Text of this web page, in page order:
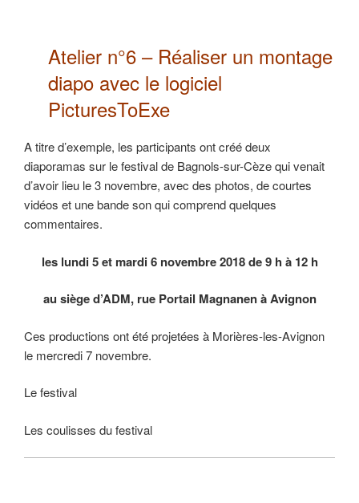
Atelier n°6 – Réaliser un montage
diapo avec le logiciel
PicturesToExe
A titre d’exemple, les participants ont créé deux
diaporamas sur le festival de Bagnols-sur-Cèze qui venait
d’avoir lieu le 3 novembre, avec des photos, de courtes
vidéos et une bande son qui comprend quelques
commentaires.
les lundi 5 et mardi 6 novembre 2018 de 9 h à 12 h
au siège d’ADM, rue Portail Magnanen à Avignon
Ces productions ont été projetées à Morières-les-Avignon
le mercredi 7 novembre.
Le festival
Les coulisses du festival